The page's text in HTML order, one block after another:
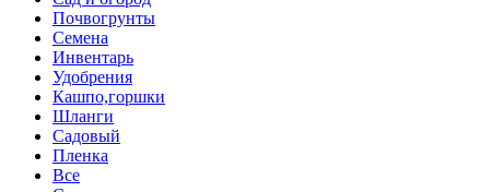
Почвогрунты
Семена
Инвентарь
Удобрения
Кашпо,горшки
Шланги
Садовый
Пленка
Все